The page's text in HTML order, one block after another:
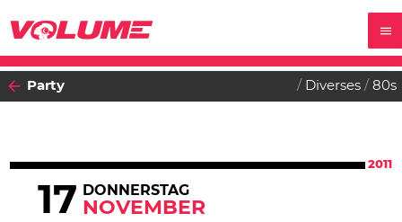
Party Diverses 80s
2011
17 DONNERSTAG
NOVEMBER